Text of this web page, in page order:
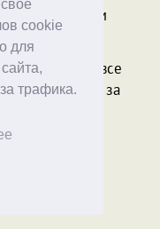
cookie
для
трафика.
я там на этом
то там почти все
Ладно, за
Ада.
продлить, –